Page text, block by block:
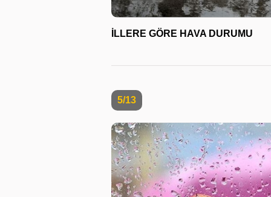
İLLERE GÖRE HAVA DURUMU
5/13